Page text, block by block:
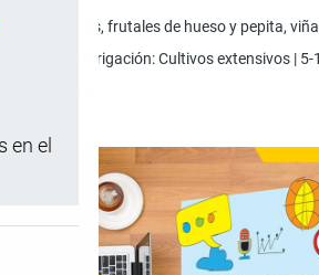
en el
Hortícolas, frutales de hueso y pepita,
caldo; Fertirrigación: Cultivos extensivos |